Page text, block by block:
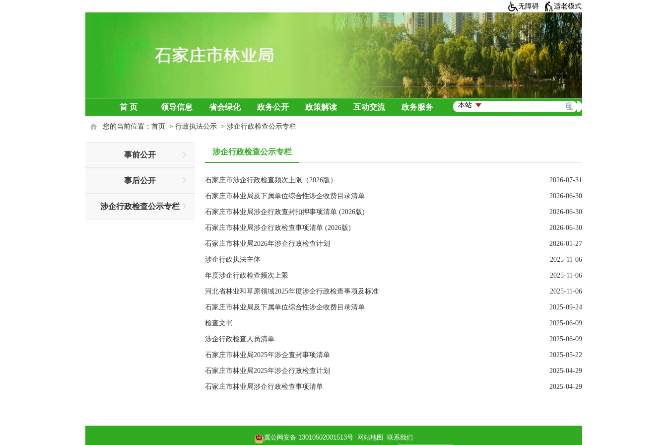
无障碍 适老模式
首 页 领导信息 省会绿化 政务公开 政策解读 互动交流 政务服务
您的当前位置： 首页 > 行政执法公示> 涉企行政检查公示专栏
事前公开
事后公开
涉企行政检查公示专栏
涉企行政检查公示专栏
石家庄市涉企行政检查频次上限（2026版） 2026-07-31
石家庄市林业局及下属单位综合性涉企收费目录清单 2026-06-30
石家庄市林业局涉企行政查封扣押事项清单 (2026版) 2026-06-30
石家庄市林业局涉企行政检查事项清单 (2026版) 2026-06-30
石家庄市林业局2026年涉企行政检查计划 2026-01-27
涉企行政执法主体 2025-11-06
年度涉企行政检查频次上限 2025-11-06
河北省林业和草原领域2025年度涉企行政检查事项及标准 2025-11-06
石家庄市林业局及下属单位综合性涉企收费目录清单 2025-09-24
检查文书 2025-06-09
涉企行政检查人员清单 2025-06-09
石家庄市林业局2025年涉企查封事项清单 2025-05-22
石家庄市林业局2025年涉企行政检查计划 2025-04-29
石家庄市林业局涉企行政检查事项清单 2025-04-29
冀公网安备 13010502001513号 网站地图 联系我们